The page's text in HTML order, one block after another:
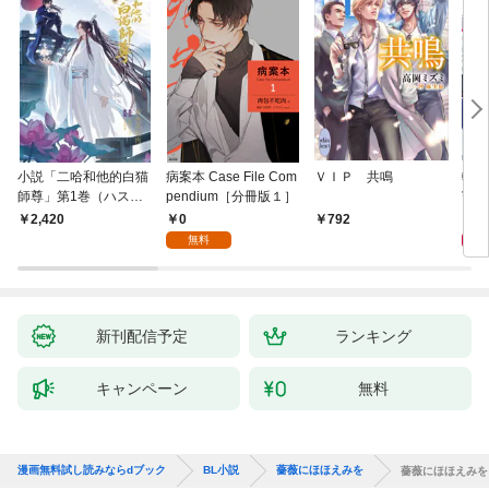
小説「二哈和他的白猫
師尊」第1巻（ハスキ
ーとかれのしろねこし
2,420
病案本 Case File Com
pendium［分冊版１］
0
無料
ＶＩＰ 共鳴
792
転
寵
新刊配信予定 ランキング
キャンペーン 無料
漫画無料試し読みならdブック BL小説 薔薇にほほえみを 薔薇にほほえみを